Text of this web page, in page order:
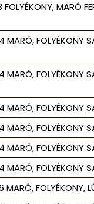
FOLYÉKONY,
MARÓ, FOLYÉKONY
MARÓ, FOLYÉKONY
MARÓ, FOLYÉKONY
MARÓ, FOLYÉKONY
MARÓ, FOLYÉKONY
MARÓ, FOLYÉKONY
MARÓ, FOLYÉKONY,